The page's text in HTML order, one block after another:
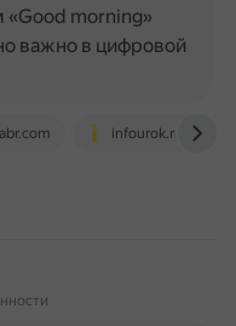
infourok.ru
«Good morning»
важно в цифровой